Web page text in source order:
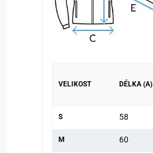
VELIKOST DÉLKA (A)
S 58
M 60